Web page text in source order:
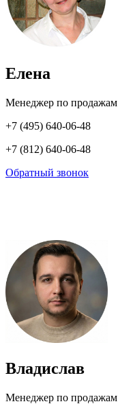
Елена
Менеджер по продажам
+7 (495) 640-06-48
+7 (812) 640-06-48
Обратный звонок
Владислав
Менеджер по продажам